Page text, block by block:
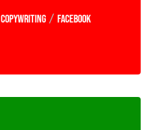
Copywriting / Facebook